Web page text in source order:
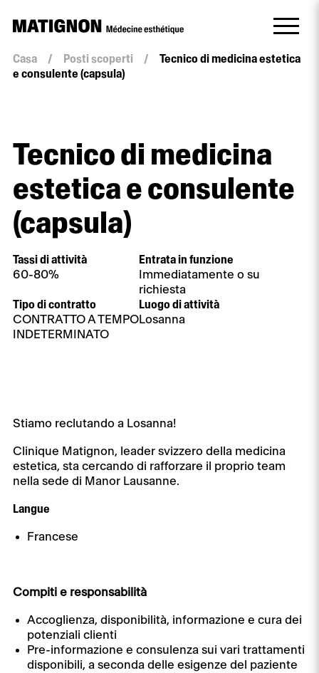
Casa / Posti scoperti /
Tecnico di medicina estetica
e consulente (capsula)
Tecnico di medicina
estetica e consulente
(capsula)
Tassi di attività
60-80%
Entrata in funzione
Immediatamente o su
richiesta
Tipo di contratto
CONTRATTO A TEMPO
INDETERMINATO
Luogo di attività
Losanna
Stiamo reclutando a Losanna!
Clinique Matignon, leader svizzero della medicina
estetica, sta cercando di rafforzare il proprio team
nella sede di Manor Lausanne.
Langue
Francese
Compiti e responsabilità
Accoglienza, disponibilità, informazione e cura dei
potenziali clienti
Pre-informazione e consulenza sui vari trattamenti
disponibili, a seconda delle esigenze del paziente